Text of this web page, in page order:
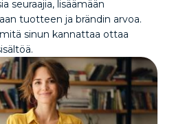
seuraajia, lisäämään
tuotteen ja brändin arvoa.
sinun kannattaa ottaa